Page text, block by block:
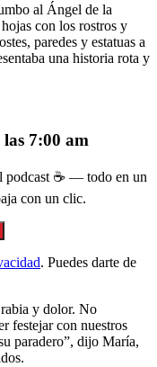
al Ángel de la
con los rostros y
paredes y estatuas a
una historia rota y
7:00 am
podcast ☕ — todo en un
con un clic.
. Puedes darte de
rabia y dolor. No
festejar con nuestros
paradero”, dijo María,